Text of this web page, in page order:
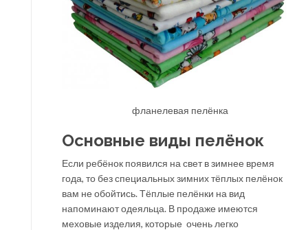
фланелевая пелёнка
Основные виды пелёнок
Если ребёнок появился на свет в зимнее время
года, то без специальных зимних тёплых пелёнок
вам не обойтись. Тёплые пелёнки на вид
напоминают одеяльца. В продаже имеются
меховые изделия, которые очень легко